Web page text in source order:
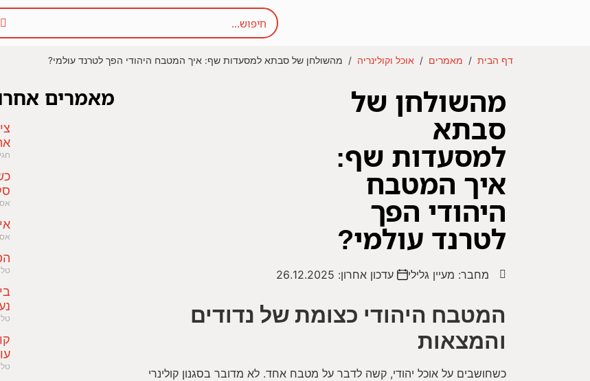
דף הבית / מאמרים / אוכל וקולינריה / מהשולחן של סבתא למסעדות שף: איך המטבח היהודי הפך לטרנד עולמי?
מהשולחן של
סבתא
למסעדות שף:
איך המטבח
היהודי הפך
לטרנד עולמי?
מחבר: מעיין גלילי עדכון אחרון: 26.12.2025
המטבח היהודי כצומת של נדודים
והמצאות
כשחושבים על אוכל יהודי, קשה לדבר על מטבח אחד. לא מדובר בסגנון קולינרי
מאמרים